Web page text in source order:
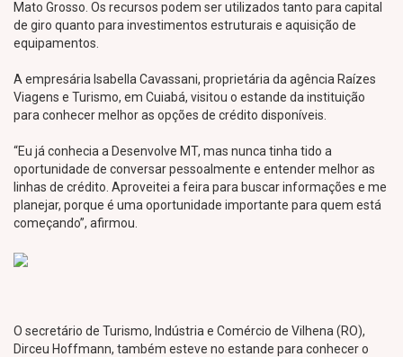
Mato Grosso. Os recursos podem ser utilizados tanto para capital
de giro quanto para investimentos estruturais e aquisição de
equipamentos.
A empresária Isabella Cavassani, proprietária da agência Raízes
Viagens e Turismo, em Cuiabá, visitou o estande da instituição
para conhecer melhor as opções de crédito disponíveis.
“Eu já conhecia a Desenvolve MT, mas nunca tinha tido a
oportunidade de conversar pessoalmente e entender melhor as
linhas de crédito. Aproveitei a feira para buscar informações e me
planejar, porque é uma oportunidade importante para quem está
começando”, afirmou.
O secretário de Turismo, Indústria e Comércio de Vilhena (RO),
Dirceu Hoffmann, também esteve no estande para conhecer o